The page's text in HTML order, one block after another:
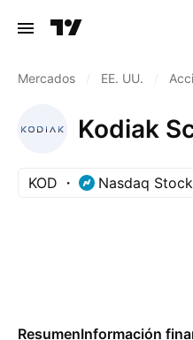
Mercados EE. UU.
Kodiak
KOD Nasdaq
ResumenInformación